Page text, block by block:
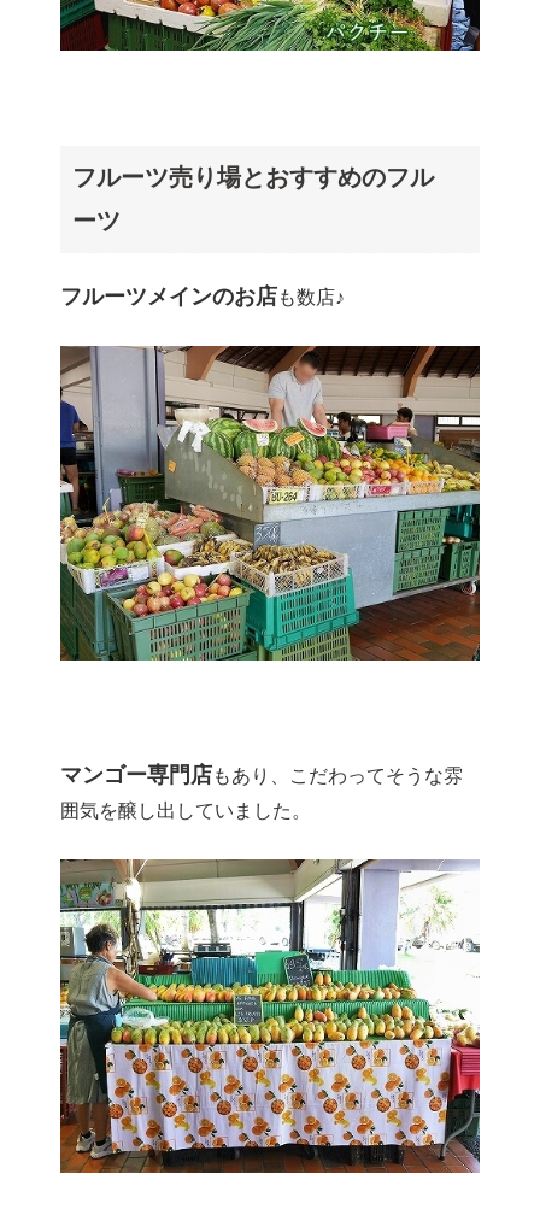
フルーツ売り場とおすすめのフル
ーツ
フルーツメインのお店も数店♪
マンゴー専門店もあり、こだわってそうな雰
囲気を醸し出していました。